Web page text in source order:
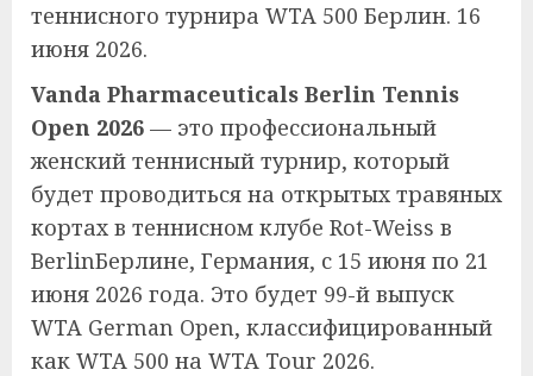
теннисного турнира WTA 500 Берлин. 16
июня 2026.
Vanda Pharmaceuticals Berlin Tennis
Open 2026 — это профессиональный
женский теннисный турнир, который
будет проводиться на открытых травяных
кортах в теннисном клубе Rot-Weiss в
BerlinБерлине, Германия, с 15 июня по 21
июня 2026 года. Это будет 99-й выпуск
WTA German Open, классифицированный
как WTA 500 на WTA Tour 2026.